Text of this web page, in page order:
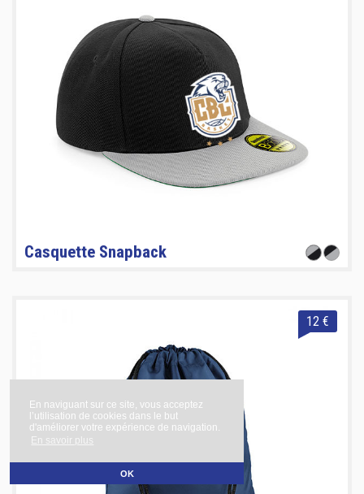
En naviguant sur ce site, vous acceptez
l’utilisation de cookies dans le but
d'améliorer votre expérience de navigation.
En savoir plus
OK
Casquette Snapback
12 €